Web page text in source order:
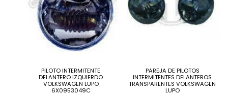
PILOTO INTERMITENTE
DELANTERO IZQUIERDO
VOLKSWAGEN LUPO
6X0953049C
PAREJA DE PILOTOS
INTERMITENTES DELANTEROS
TRANSPARENTES VOLKSWAGEN
LUPO